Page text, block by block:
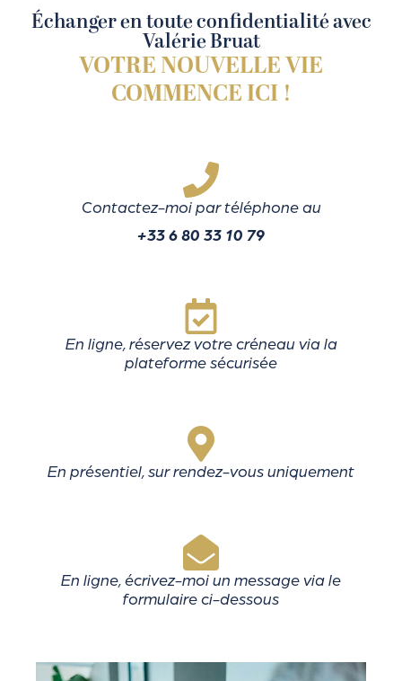
Échanger en toute confidentialité avec
Valérie Bruat
VOTRE NOUVELLE VIE
COMMENCE ICI !
Contactez-moi par téléphone au
+33 6 80 33 10 79
En ligne, réservez votre créneau via la
plateforme sécurisée
En présentiel, sur rendez-vous uniquement
En ligne, écrivez-moi un message via le
formulaire ci-dessous